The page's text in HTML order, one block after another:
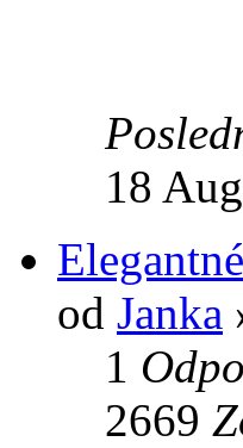
18
od Janka
1
2669